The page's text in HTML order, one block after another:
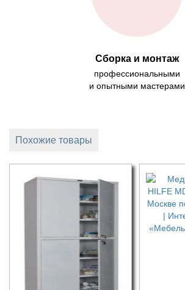
Сборка и монтаж
профессиональными
и опытными мастерами
Похожие товары